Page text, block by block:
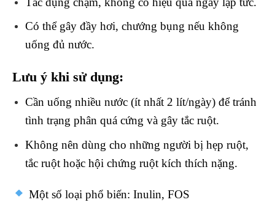
Có thể gây đầy hơi, chướng bụng nếu không
uống đủ nước.
Lưu ý khi sử dụng:
Cần uống nhiều nước(ít nhất 2 lít/ngày) để tránh
tình trạng phân quá cứng và gây tắc ruột.
Không nên dùng cho những người bị hẹp ruột,
tắc ruột hoặc hội chứng ruột kích thích nặng.
Một số loại phổ biến: Inulin, FOS